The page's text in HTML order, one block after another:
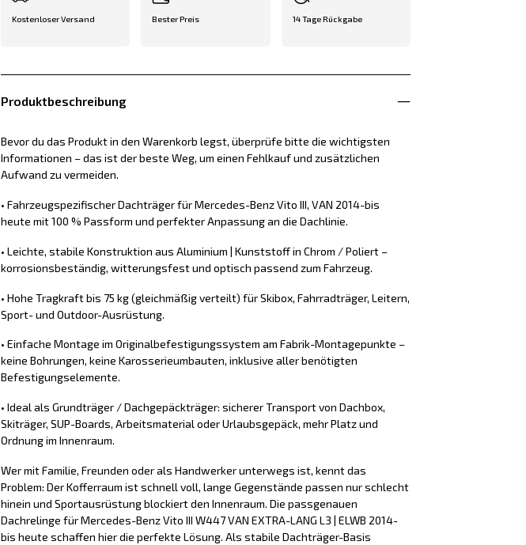
Kostenloser Versand Bester Preis 14 Tage Rückgabe
Produktbeschreibung
Bevor du das Produkt in den Warenkorb legst, überprüfe bitte die wichtigsten
Informationen – das ist der beste Weg, um einen Fehlkauf und zusätzlichen
Aufwand zu vermeiden.
• Fahrzeugspezifischer Dachträger für Mercedes-Benz Vito III, VAN 2014-bis
heute mit 100 % Passform und perfekter Anpassung an die Dachlinie.
• Leichte, stabile Konstruktion aus Aluminium | Kunststoff in Chrom / Poliert –
korrosionsbeständig, witterungsfest und optisch passend zum Fahrzeug.
• Hohe Tragkraft bis 75 kg (gleichmäßig verteilt) für Skibox, Fahrradträger, Leitern,
Sport- und Outdoor-Ausrüstung.
• Einfache Montage im Originalbefestigungssystem am Fabrik-Montagepunkte –
keine Bohrungen, keine Karosserieumbauten, inklusive aller benötigten
Befestigungselemente.
• Ideal als Grundträger / Dachgepäckträger: sicherer Transport von Dachbox,
Skiträger, SUP-Boards, Arbeitsmaterial oder Urlaubsgepäck, mehr Platz und
Ordnung im Innenraum.
Wer mit Familie, Freunden oder als Handwerker unterwegs ist, kennt das
Problem: Der Kofferraum ist schnell voll, lange Gegenstände passen nur schlecht
hinein und Sportausrüstung blockiert den Innenraum. Die passgenauen
Dachrelinge für Mercedes-Benz Vito III W447 VAN EXTRA-LANG L3 | ELWB 2014-
bis heute schaffen hier die perfekte Lösung. Als stabile Dachträger-Basis